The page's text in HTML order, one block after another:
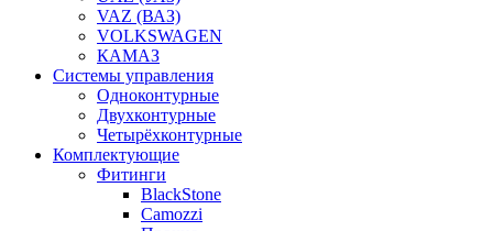
VAZ (ВАЗ)
VOLKSWAGEN
КАМАЗ
Системы управления
Одноконтурные
Двухконтурные
Четырёхконтурные
Комплектующие
Фитинги
BlackStone
Camozzi